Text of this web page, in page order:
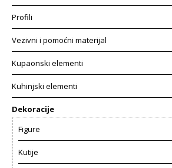
Profili
Vezivni i pomoćni materijal
Kupaonski elementi
Kuhinjski elementi
Dekoracije
Figure
Kutije